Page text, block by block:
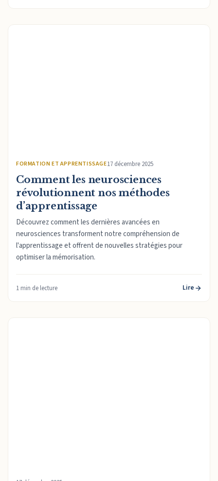
FORMATION ET APPRENTISSAGE17 décembre 2025
Comment les neurosciences
révolutionnent nos méthodes
d’apprentissage
Découvrez comment les dernières avancées en
neurosciences transforment notre compréhension de
l'apprentissage et offrent de nouvelles stratégies pour
optimiser la mémorisation.
1 min de lecture Lire